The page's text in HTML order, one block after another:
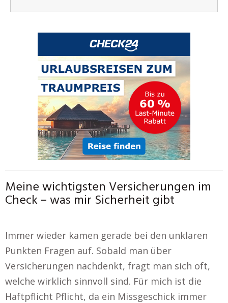
Meine wichtigsten Versicherungen im
Check – was mir Sicherheit gibt
Immer wieder kamen gerade bei den unklaren
Punkten Fragen auf. Sobald man über
Versicherungen nachdenkt, fragt man sich oft,
welche wirklich sinnvoll sind. Für mich ist die
Haftpflicht Pflicht, da ein Missgeschick immer